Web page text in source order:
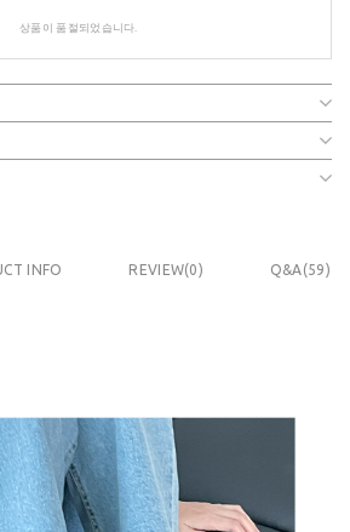
상품이 품절되었습니다.
INFO REVIEW(0) Q&A(59)